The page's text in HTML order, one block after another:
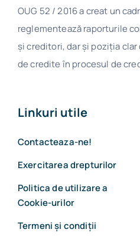
OUG 52 / 2016 a creat un
reglementează raporturile
și creditori, dar și poziția
de credite în procesul de
Linkuri utile
Contacteaza-ne!
Exercitarea drepturilor
Politica de utilizare a
Cookie-urilor
Termeni și condiții